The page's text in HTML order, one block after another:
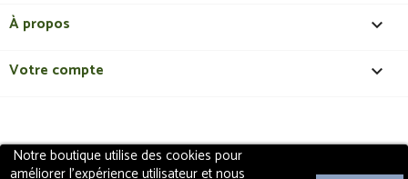
Notre boutique utilise des cookies pour
améliorer l'expérience utilisateur et nous
À propos 
Votre compte 
Copyright 2018 - ShopMedicalDiscount